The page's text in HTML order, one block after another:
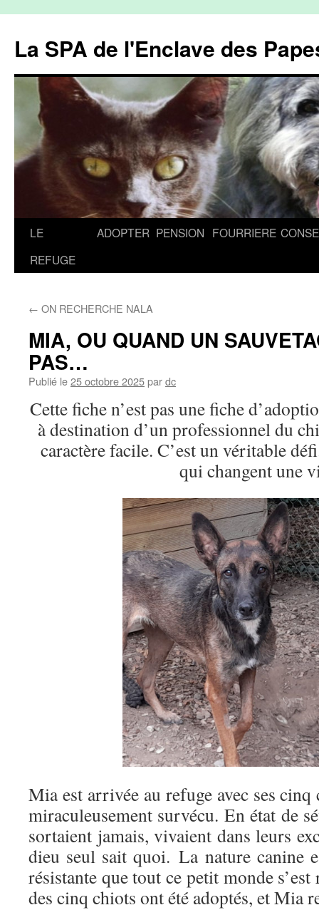
La SPA de l'Enclave des
Aller
LE
REFUGE
ADOPTER PENSION FOURRIERE
← ON RECHERCHE NALA
MIA, OU QUAND UN
PAS…
Publié le25 octobre 2025pardc
Cette fiche n’est pas une fiche
à destination d’un professionnel du
caractère facile. C’est un véritable
qui changent une
Mia est arrivée au refuge avec ses
miraculeusement survécu. En état de
sortaient jamais, vivaient dans leurs
dieu seul sait quoi. La nature canine
résistante que tout ce petit monde
des cinq chiots ont été adoptés, et Mia